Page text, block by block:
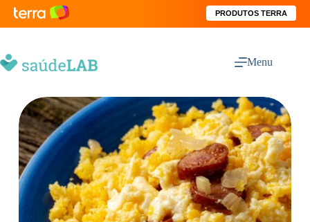
PRODUTOS TERRA
Menu